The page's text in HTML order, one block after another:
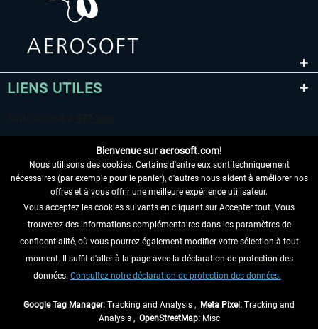
LIENS UTILES
RENONCER AU CONTRAT ICI
INFORMATIONS
NE MANQUEZ PAS LES DERNIÈRES
Bienvenue sur aerosoft.com!
Nous utilisons des cookies. Certains d'entre eux sont techniquement
nécessaires (par exemple pour le panier), d'autres nous aident à améliorer nos
offres et à vous offrir une meilleure expérience utilisateur.
Vous acceptez les cookies suivants en cliquant sur Accepter tout. Vous
trouverez des informations complémentaires dans les paramètres de
confidentialité, où vous pourrez également modifier votre sélection à tout
moment. Il suffit d'aller à la page avec la déclaration de protection des
données. Consultez notre déclaration de protection des données.
Google Tag Manager: Tracking and Analysis , Meta Pixel: Tracking and
Analysis , OpenStreetMap:Misc